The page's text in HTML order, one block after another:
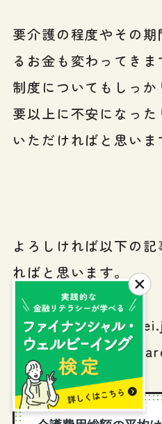
要介護の程度やその
るお金も変わってき
制度についてもしっ
要以上に不安になっ
いただければと思いま
よろしければ以下の
ればと思います。
https://
risk/prepare-for-